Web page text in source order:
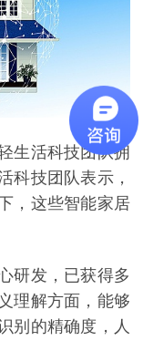
生活科技团队拥
科技团队表示，
，这些智能家居
研发，已获得多
理解方面，能够
别的精确度，人